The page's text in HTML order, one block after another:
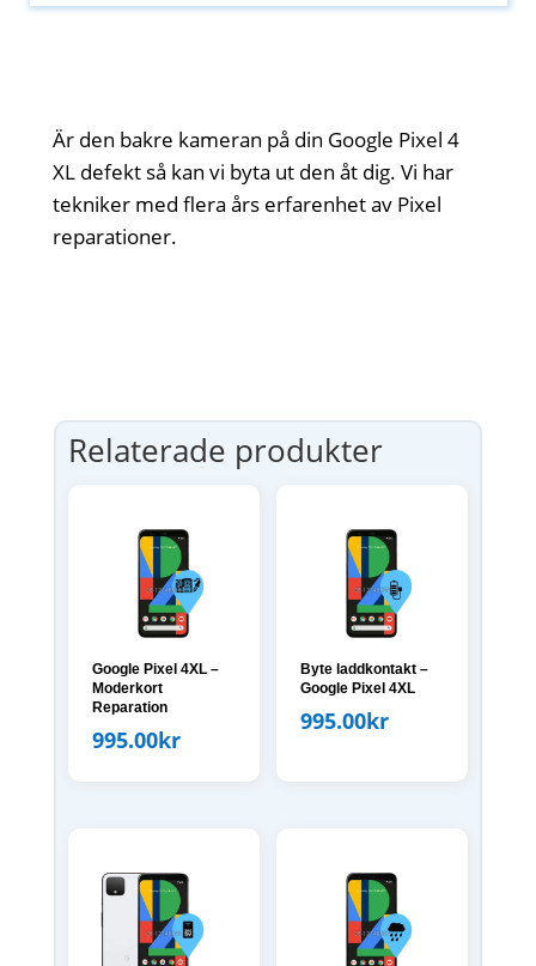
Är den bakre kameran på din Google Pixel 4
XL defekt så kan vi byta ut den åt dig. Vi har
tekniker med flera års erfarenhet av Pixel
reparationer.
Relaterade produkter
Google Pixel 4XL –
Moderkort
Reparation
995.00kr
Byte laddkontakt –
Google Pixel 4XL
995.00kr